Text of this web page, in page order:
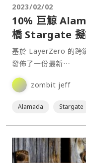
2023/02/02
10% 巨鯨
橋 Stargate 擬
基於 LayerZero 的跨
發佈了一份最新⋯
zombit jeff
Alamada Stargate